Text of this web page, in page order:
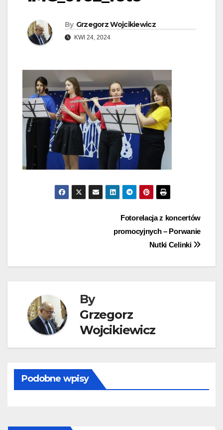
By Grzegorz Wojcikiewicz
KWI 24, 2024
Fotorelacja z koncertów
promocyjnych – Porwanie
Nutki Celinki
By
Grzegorz
Wojcikiewicz
Podobne wpisy